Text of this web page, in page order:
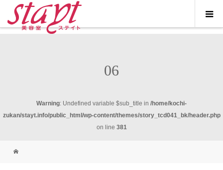
06
Warning: Undefined variable $sub_title in /home/kochi-
zukan/stayt.info/public_html/wp-content/themes/story_tcd041_bk/header.php
on line 381